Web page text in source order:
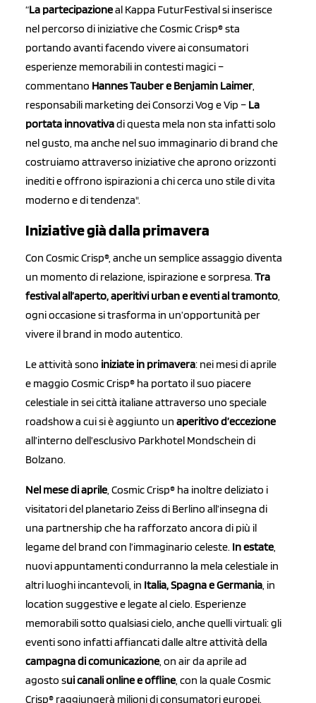
“La partecipazioneal Kappa FuturFestival si inserisce
nel percorso di iniziative che Cosmic Crisp® sta
portando avanti facendo vivere ai consumatori
esperienze memorabili in contesti magici –
commentano Hannes Tauber e Benjamin Laimer
responsabili marketing dei Consorzi Vog e Vip – La
portata innovativadi questa mela non sta infatti solo
nel gusto, ma anche nel suo immaginario di brand che
costruiamo attraverso iniziative che aprono orizzonti
inediti e offrono ispirazioni a chi cerca uno stile di vita
moderno e di tendenza".
Iniziative già dalla primavera
Con Cosmic Crisp®, anche un semplice assaggio diventa
un momento di relazione, ispirazione e sorpresa. Tra
festival all’aperto, aperitivi urban e eventi al tramonto,
ogni occasione si trasforma in un’opportunità per
vivere il brand in modo autentico.
Le attività sono iniziate in primavera: nei mesi di aprile
e maggio Cosmic Crisp® ha portato il suo piacere
celestiale in sei città italiane attraverso uno speciale
roadshow a cui si è aggiunto un aperitivo d’eccezione
all’interno dell’esclusivo Parkhotel Mondschein di
Bolzano.
Nel mese di aprile, Cosmic Crisp® ha inoltre deliziato i
visitatori del planetario Zeiss di Berlino all’insegna di
una partnership che ha rafforzato ancora di più il
legame del brand con l’immaginario celeste. In estate,
nuovi appuntamenti condurranno la mela celestiale in
altri luoghi incantevoli, in Italia, Spagna e Germania, in
location suggestive e legate al cielo. Esperienze
memorabili sotto qualsiasi cielo, anche quelli virtuali: gli
eventi sono infatti affiancati dalle altre attività della
campagna di comunicazione, on air da aprile ad
agosto sui canali online e offline, con la quale Cosmic
Crisp® raggiungerà milioni di consumatori europei.